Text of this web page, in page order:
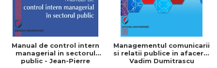
Manual de control intern
managerial in sectorul
public - Jean-Pierre
Managementul comunicarii
si relatii publice in afaceri -
Vadim Dumitrascu